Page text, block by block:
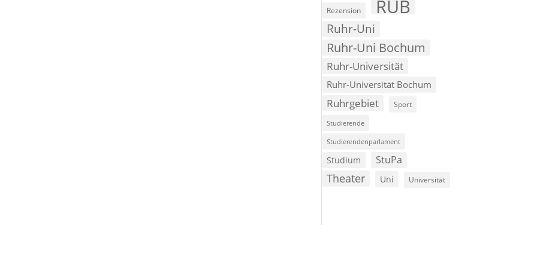
Rezension RUB
Ruhr-Uni
Ruhr-Uni Bochum
Ruhr-Universität
Ruhr-Universität Bochum
Ruhrgebiet Sport
Studierende
Studierendenparlament
Studium StuPa
Theater Uni Universität